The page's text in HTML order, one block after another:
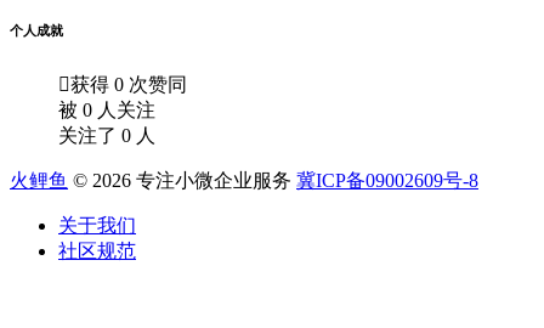
个人成就
获得 0 次赞同
被 0 人关注
关注了 0 人
火鲤鱼 © 2026 专注小微企业服务 冀ICP备09002609号-8
关于我们
社区规范